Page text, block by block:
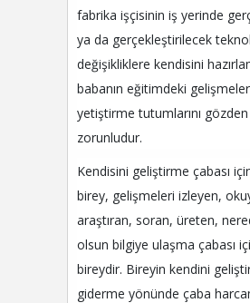
fabrika işçisinin iş yerinde
ya da gerçekleştirilecek
değişikliklere kendisini
babanın eğitimdeki
yetiştirme tutumlarını
zorunludur.
Kendisini geliştirme çabası
birey, gelişmeleri izleyen,
araştıran, soran, üreten,
olsun bilgiye ulaşma çabası
bireydir. Bireyin kendini
giderme yönünde çaba